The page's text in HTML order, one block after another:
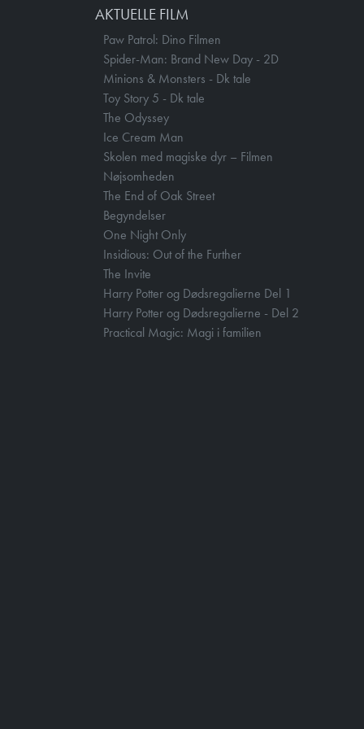
AKTUELLE FILM
Paw Patrol: Dino Filmen
Spider-Man: Brand New Day - 2D
Minions & Monsters - Dk tale
Toy Story 5 - Dk tale
The Odyssey
Ice Cream Man
Skolen med magiske dyr – Filmen
Nøjsomheden
The End of Oak Street
Begyndelser
One Night Only
Insidious: Out of the Further
The Invite
Harry Potter og Dødsregalierne Del 1
Harry Potter og Dødsregalierne - Del 2
Practical Magic: Magi i familien